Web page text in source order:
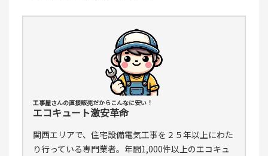
工事屋さんの直接販売だからこんなに安い！
エコキュート激安革命
関西エリアで、住宅設備電気工事を２５年以上にわた
り行っている専門業者。年間1,000件以上のエコキュ